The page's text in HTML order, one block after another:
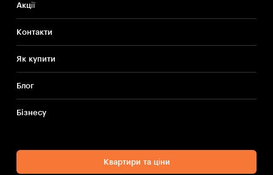
Акції
Контакти
Як купити
Блог
Бiзнесу
Квартири та ціни